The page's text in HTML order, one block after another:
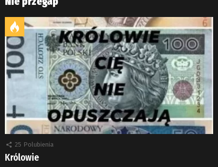
25 Polubienia
Królowie